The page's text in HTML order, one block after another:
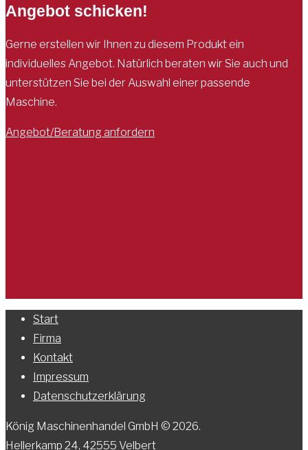
Angebot schicken!
Gerne erstellen wir Ihnen zu diesem Produkt ein
individuelles Angebot. Natürlich beraten wir Sie auch und
unterstützen Sie bei der Auswahl einer passende
Maschine.
Angebot/Beratung anfordern
Start
Firma
Kontakt
Impressum
Datenschutzerklärung
König Maschinenhandel GmbH © 2026.
Hellerkamp 24, 42555 Velbert